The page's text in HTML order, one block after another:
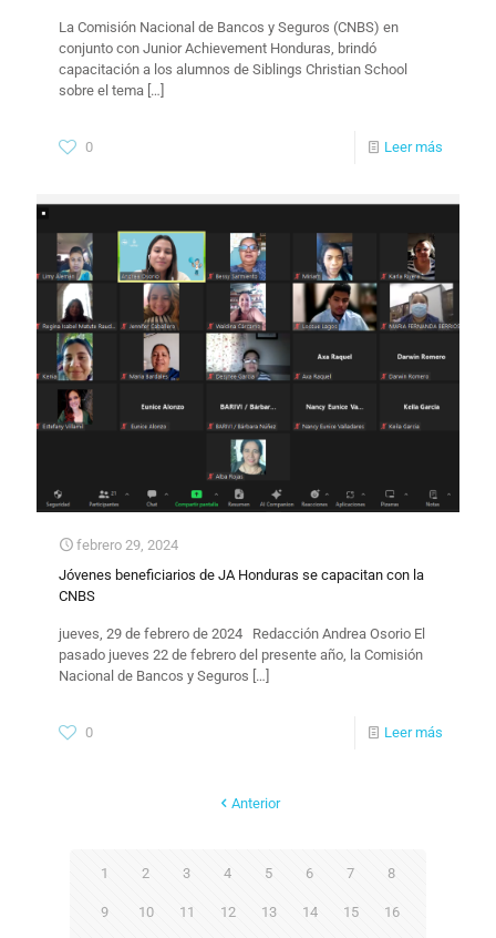
La Comisión Nacional de Bancos y Seguros (CNBS) en
conjunto con Junior Achievement Honduras, brindó
capacitación a los alumnos de Siblings Christian School
sobre el tema […]
0 Leer más
febrero 29, 2024
Jóvenes beneficiarios de JA Honduras se capacitan con la
CNBS
jueves, 29 de febrero de 2024 ​Redacción Andrea Osorio El
pasado jueves 22 de febrero del presente año, la Comisión
Nacional de Bancos y Seguros […]
0 Leer más
Anterior
1 2 3 4 5 6 7 8
9 10 11 12 13 14 15 16